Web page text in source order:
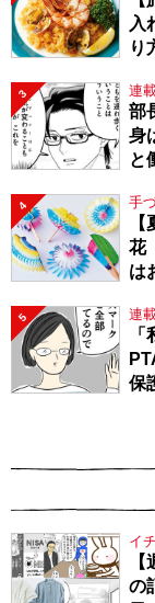
入
り
3 連
部
身
と
4 手
花
は
5 連
保
イ
の